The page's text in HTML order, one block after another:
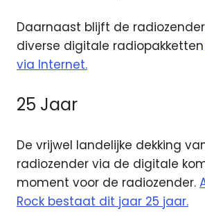
Daarnaast blijft de
diverse digitale radiopakketten
via Internet.
25 Jaar
De vrijwel landelijke dekking
radiozender via de digitale
moment voor de radiozender.
Rock bestaat dit jaar 25 jaar.